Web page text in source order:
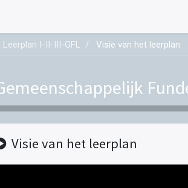
Leerplan I-II-III-GFL Visie van het leerplan
Visie van het leerplan